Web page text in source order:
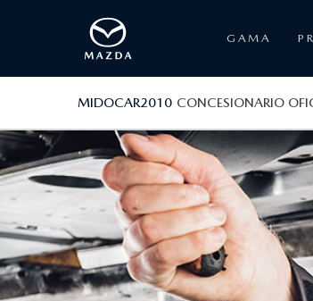
GAMA
MIDOCAR2010 CONCESIONARIO